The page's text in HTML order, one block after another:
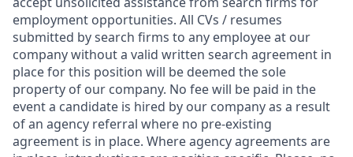
employment opportunities. All CVs / resumes
submitted by search firms to any employee at our
company without a valid written search agreement in
place for this position will be deemed the sole
property of our company. No fee will be paid in the
event a candidate is hired by our company as a result
of an agency referral where no pre-existing
agreement is in place. Where agency agreements are